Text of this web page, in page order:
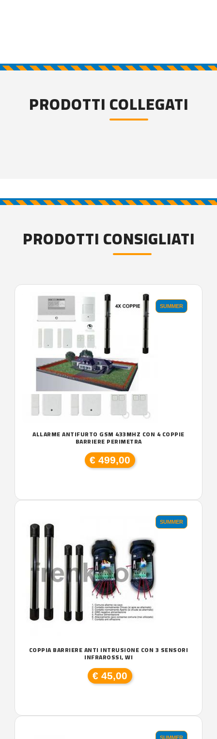
PRODOTTI COLLEGATI
PRODOTTI CONSIGLIATI
SUMMER
ALLARME ANTIFURTO GSM 433MHZ CON 4 COPPIE
BARRIERE PERIMETRA
€ 499,00
SUMMER
COPPIA BARRIERE ANTI INTRUSIONE CON 3 SENSORI
INFRAROSSI, WI
€ 45,00
SUMMER